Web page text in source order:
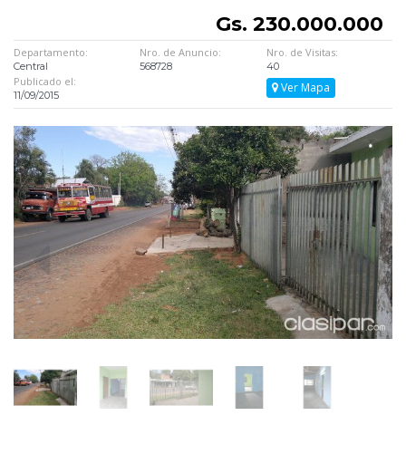
Gs. 230.000.000
Departamento:
Central
Nro. de Anuncio:
568728
Nro. de Visitas:
40
Publicado el:
11/09/2015
Ver Mapa